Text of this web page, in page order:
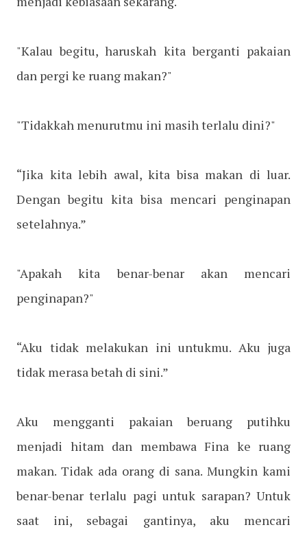
"Kalau begitu, haruskah kita berganti pakaian
dan pergi ke ruang makan?"
"Tidakkah menurutmu ini masih terlalu dini?"
“Jika kita lebih awal, kita bisa makan di luar.
Dengan begitu kita bisa mencari penginapan
setelahnya.”
"Apakah kita benar-benar akan mencari
penginapan?"
“Aku tidak melakukan ini untukmu. Aku juga
tidak merasa betah di sini.”
Aku mengganti pakaian beruang putihku
menjadi hitam dan membawa Fina ke ruang
makan. Tidak ada orang di sana. Mungkin kami
benar-benar terlalu pagi untuk sarapan? Untuk
saat ini, sebagai gantinya, aku mencari